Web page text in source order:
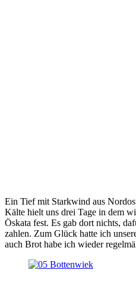
Ein Tief mit Starkwind aus
Kälte hielt uns drei Tage in dem
Öskata fest. Es gab dort nichts,
zahlen. Zum Glück hatte ich
auch Brot habe ich wieder